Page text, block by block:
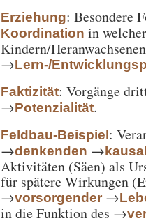
Erziehung: Besondere
Koordination in
Kindern/
→Lern-/
Faktizität: Vorgänge
→Potenzialität.
Feldbau-Beispiel:
→denkenden →
Aktivitäten (Säen) als
für spätere Wirkungen
→vorsorgender →
in die Funktion des →